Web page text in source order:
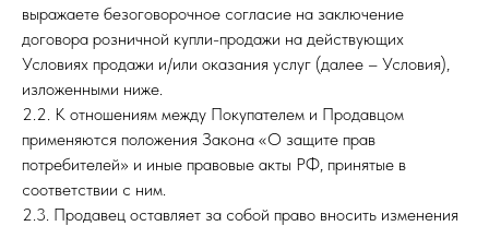
выражаете безоговорочное согласие на заключение
договора розничной купли-продажи на действующих
Условиях продажи и/или оказания услуг (далее – Условия),
изложенными ниже.
2.2. К отношениям между Покупателем и Продавцом
применяются положения Закона «О защите прав
потребителей» и иные правовые акты РФ, принятые в
соответствии с ним.
2.3. Продавец оставляет за собой право вносить изменения